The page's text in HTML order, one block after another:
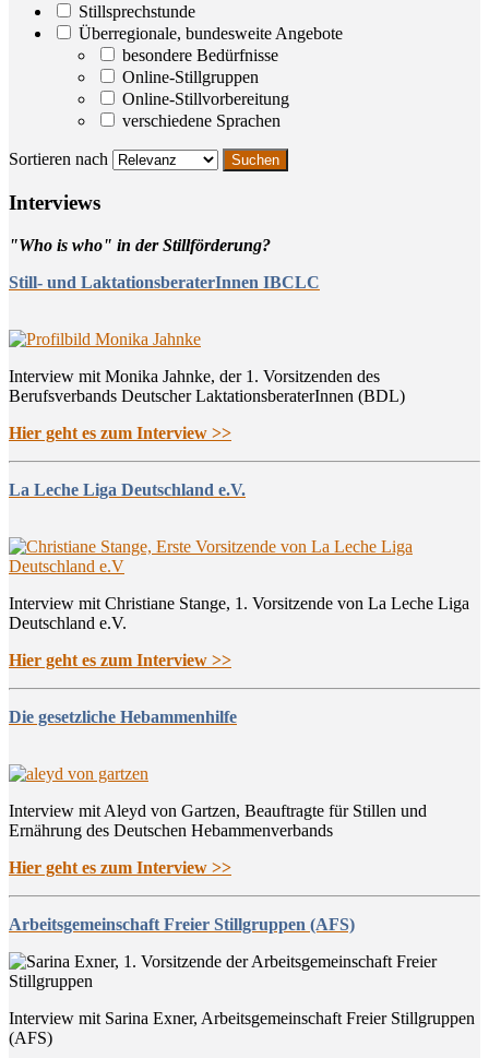
Stillsprechstunde
Überregionale, bundesweite Angebote
besondere Bedürfnisse
Online-Stillgruppen
Online-Stillvorbereitung
verschiedene Sprachen
Sortieren nach
Inter­views
"Who is who" in der Stillförderung?
Still- und LaktationsberaterInnen IBCLC
Interview mit Monika Jahnke, der 1. Vorsitzenden des
Berufsverbands Deutscher LaktationsberaterInnen (BDL)
Hier geht es zum Interview >>
La Leche Liga Deutschland e.V.
Interview mit Christiane Stange, 1. Vorsitzende von La Leche Liga
Deutschland e.V.
Hier geht es zum Interview >>
Die gesetzliche Hebammenhilfe
Interview mit Aleyd von Gartzen, Beauftragte für Stillen und
Ernährung des Deutschen Hebammenverbands
Hier geht es zum Interview >>
Arbeitsgemeinschaft Freier Stillgruppen (AFS)
Interview mit Sarina Exner, Arbeitsgemeinschaft Freier Stillgruppen
(AFS)